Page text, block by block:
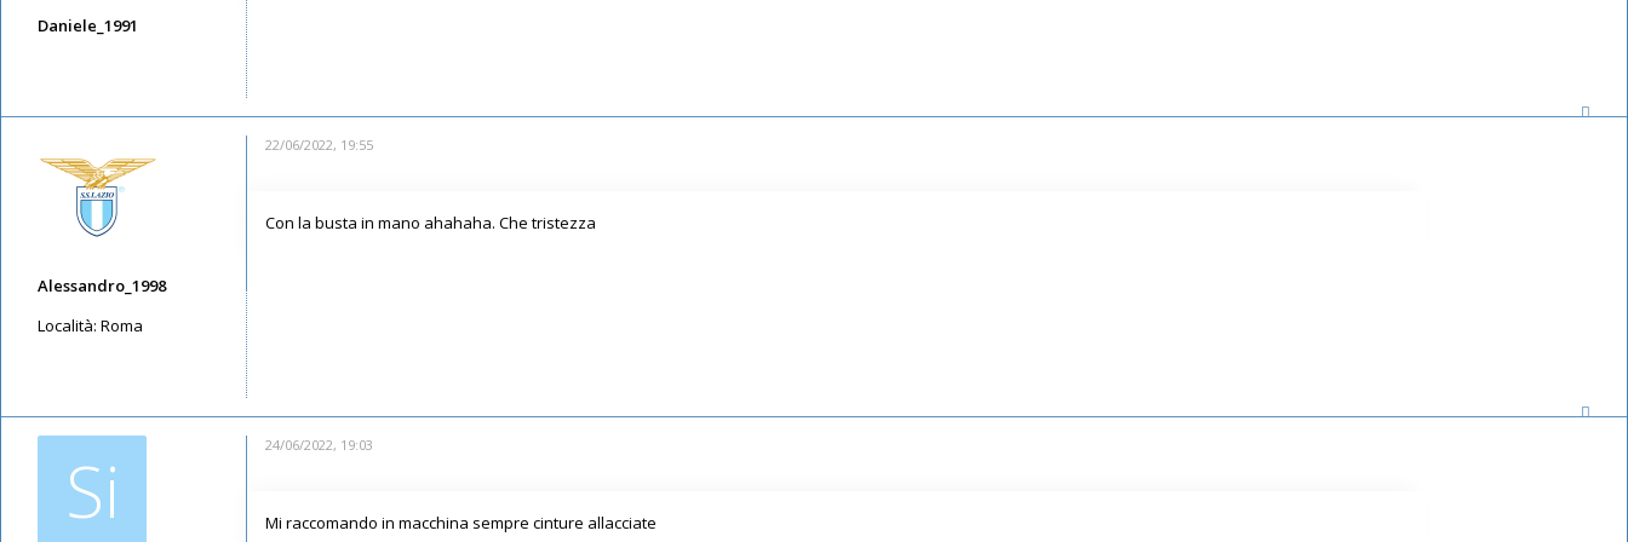
Daniele_1991
Alessandro_1998
Località: Roma
22/06/2022, 19:55
Con la busta in mano ahahaha. Che tristezza
Si 24/06/2022, 19:03
Mi raccomando in macchina sempre cinture allacciate